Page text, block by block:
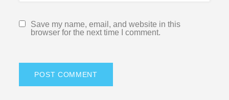
Save my name, email, and website in this
browser for the next time I comment.